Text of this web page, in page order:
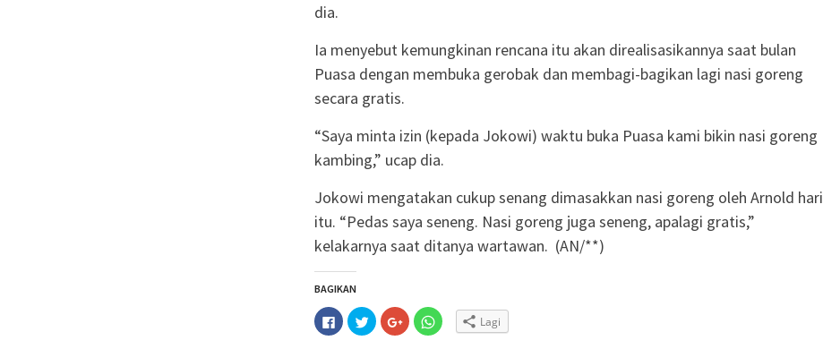
dia.
Ia menyebut kemungkinan rencana itu akan direalisasikannya saat bulan
Puasa dengan membuka gerobak dan membagi-bagikan lagi nasi goreng
secara gratis.
“Saya minta izin (kepada Jokowi) waktu buka Puasa kami bikin nasi goreng
kambing,” ucap dia.
Jokowi mengatakan cukup senang dimasakkan nasi goreng oleh Arnold hari
itu. “Pedas saya seneng. Nasi goreng juga seneng, apalagi gratis,”
kelakarnya saat ditanya wartawan. (AN/**)
BAGIKAN
Klik
untuk
membagikan
Klik
untuk
berbagi
Klik
untuk
berbagi
Klik
untuk Lagi